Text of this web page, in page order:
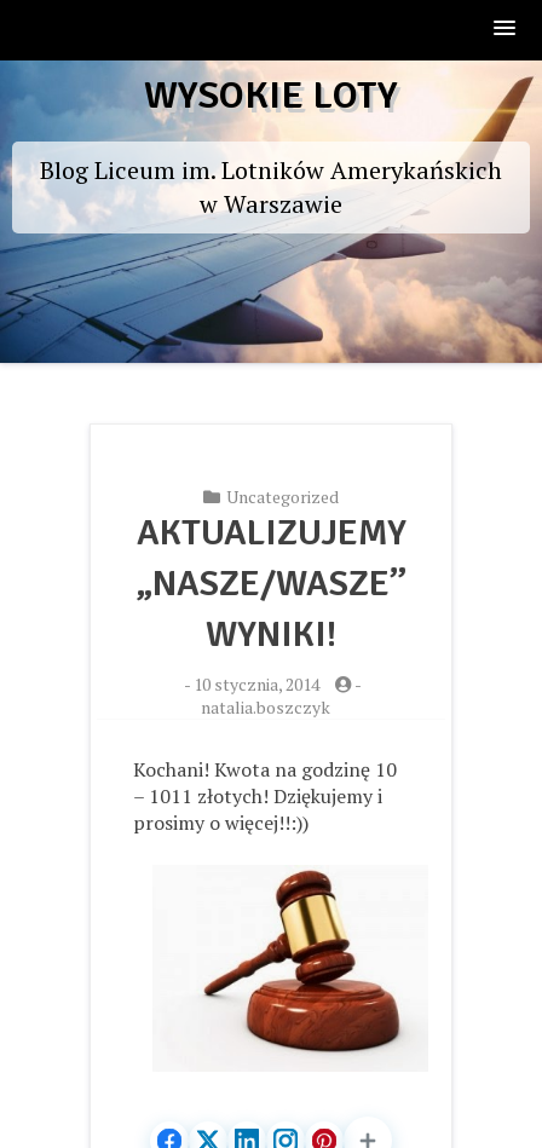
to
WYSOKIE LOTY
Blog Liceum im. Lotników Amerykańskich
w Warszawie
Uncategorized
AKTUALIZUJEMY
„NASZE/WASZE”
WYNIKI!
- 10 stycznia, 2014
-
natalia.boszczyk
Kochani! Kwota na godzinę 10
– 1011 złotych! Dziękujemy i
prosimy o więcej!!:))